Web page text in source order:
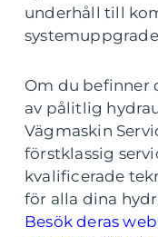
underhåll till
Om du befinner
av pålitlig
Vägmaskin
förstklassig
kvalificerade
för alla dina
Besök deras